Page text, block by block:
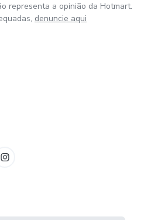
representa a opinião da Hotmart.
denuncie aqui